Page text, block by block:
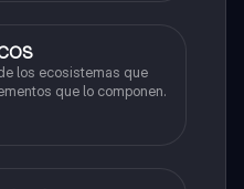
los ecosistemas que
que lo componen.